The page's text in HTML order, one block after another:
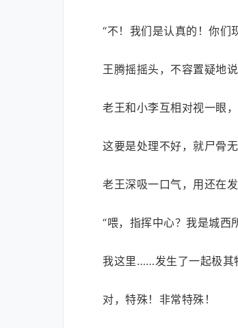
“不！我们是认真的！你们
王腾摇摇头，不容置疑地说
老王和小李互相对视一眼
这要是处理不好，就尸骨无
老王深吸一口气，用还在
“喂，指挥中心？我是城西
我这里……发生了一起极其
对，特殊！非常特殊！